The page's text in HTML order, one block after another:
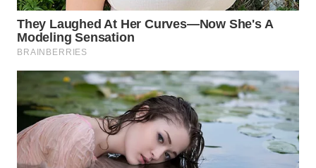
WAHANA
KONSUMEN
WAHANA
LISTRIK
WAHANA
TRAVEL